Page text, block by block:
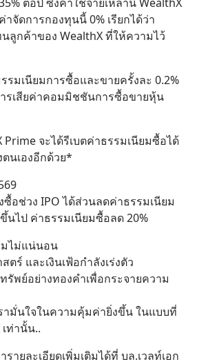
าจัดการกองทุนนี้ 0% เรียกได้ว่า
ลูกค้าของ WealthX ที่ให้ความไว้
มเนียมการซื้อและขายครั้งละ 0.2%
รเสียค่าคอมมิชชันการซื้อขายหุ้น
Prime จะได้รีเบตค่าธรรมเนียมซื้อได้
นเองอีกด้วย*
อช่วง IPO ได้ส่วนลดค่าธรรมเนียม
นไป ค่าธรรมเนียมซื้อลด 20%
ไม่แน่นอน
ตร์ และเงินเฟ้อกำลังเร่งตัว
พย์อย่างทองคำเพื่อกระจายความ
ามั่นใจในความคุ้มค่ายิ่งขึ้น ในแบบที่
ท่านั้น..
ายละเอียดเพิ่มเติมได้ที่ บล.เวลท์เอก